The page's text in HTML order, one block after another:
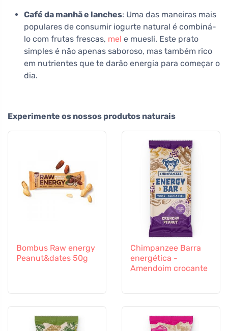
Café da manhã e lanches: Uma das maneiras mais
populares de consumir iogurte natural é combiná-
lo com frutas frescas, mel e muesli. Este prato
simples é não apenas saboroso, mas também rico
em nutrientes que te darão energia para começar o
dia.
Experimente os nossos produtos naturais
Bombus Raw energy
Peanut&dates 50g
Chimpanzee Barra
energética -
Amendoim crocante